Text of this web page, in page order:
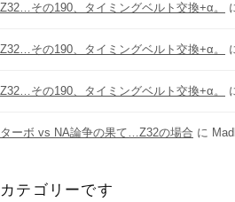
Z32…その190、タイミングベルト交換+α。
Z32…その190、タイミングベルト交換+α。
Z32…その190、タイミングベルト交換+α。
ターボ vs NA論争の果て…Z32の場合 に
カテゴリーです